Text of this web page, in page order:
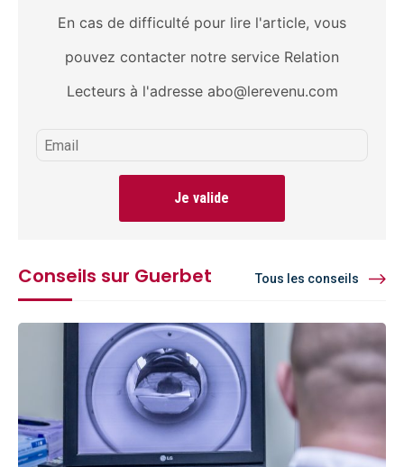
En cas de difficulté pour lire l'article, vous
pouvez contacter notre service Relation
Lecteurs à l'adresse abo@lerevenu.com
Je valide
Conseils sur Guerbet Tous les conseils